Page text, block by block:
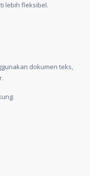
lebih fleksibel.
dokumen teks,